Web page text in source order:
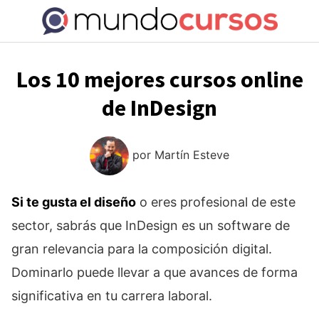
contenido
Los 10 mejores cursos online
de InDesign
por Martín Esteve
Si te gusta el diseño o eres profesional de este
sector, sabrás que InDesign es un software de
gran relevancia para la composición digital.
Dominarlo puede llevar a que avances de forma
significativa en tu carrera laboral.